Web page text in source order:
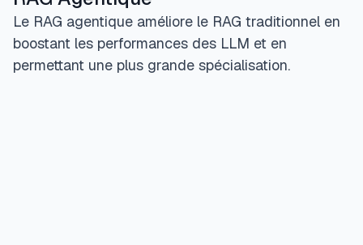
Le RAG agentique améliore le RAG traditionnel en
boostant les performances des LLM et en
permettant une plus grande spécialisation.